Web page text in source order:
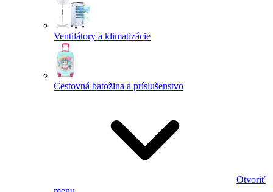
Ventilátory a klimatizácie
Cestovná batožina a príslušenstvo
Otvoriť